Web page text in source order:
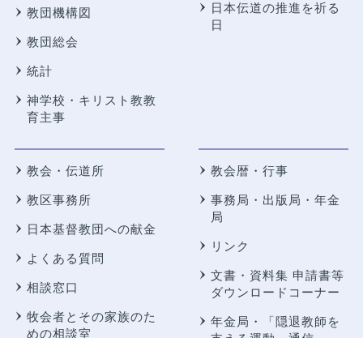
教団機構図
教団総会
統計
神学校・キリスト教教
育主事
日本伝道の推進を祈る
日
教会・伝道所
教区事務所
日本基督教団への献金
よくある質問
相談窓口
牧会者とその家族のた
めの相談室
教会暦・行事
事務局・出版局・年金
局
リンク
文書・資料集 申請書等
ダウンロードコーナー
年金局・
「隠退教師を